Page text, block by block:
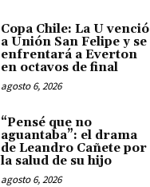
Copa Chile: La U venció
a Unión San Felipe y se
enfrentará a Everton
en octavos de final
agosto 6, 2026
“Pensé que no
aguantaba”: el drama
de Leandro Cañete por
la salud de su hijo
agosto 6, 2026